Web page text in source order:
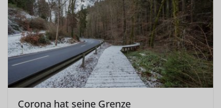
Corona hat seine Grenze